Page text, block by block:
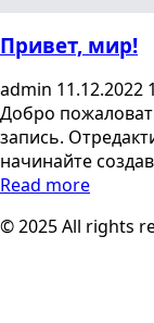
Привет, мир!
admin 11.12.2022
Добро
запись.
начинайте
Read more
© 2025 All rights